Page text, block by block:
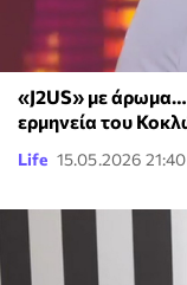
«J2US» με
ερμηνεία του
Life 15.05.2026 21:40